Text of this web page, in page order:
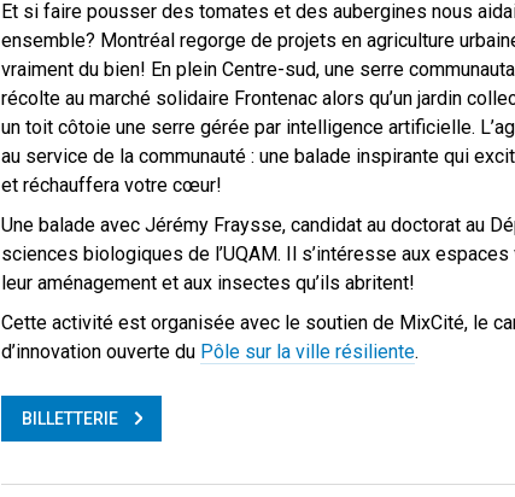
Et si faire pousser des tomates et des aubergines nous
ensemble? Montréal regorge de projets en agriculture
vraiment du bien! En plein Centre-sud, une serre
récolte au marché solidaire Frontenac alors qu’un jardin
un toit côtoie une serre gérée par intelligence artificielle.
au service de la communauté : une balade inspirante qui
et réchauffera votre cœur!
Une balade avec Jérémy Fraysse, candidat au doctorat au
sciences biologiques de l’UQAM. Il s’intéresse aux espaces
leur aménagement et aux insectes qu’ils abritent!
Cette activité est organisée avec le soutien de MixCité, le
d’innovation ouverte du Pôle sur la ville résiliente.
BILLETTERIE